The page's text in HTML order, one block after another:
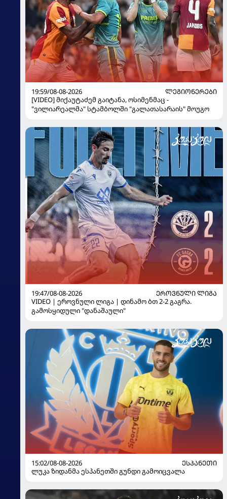
19:59/08-08-2026
ᲚᲔᲒᲘᲝᲜᲔᲠᲔᲑᲘ
[VIDEO] მიქაუტაძემ გაიტანა, ოსიმენმაც -
"ვილიარეალმა" სტამბოლში "გალათასარაის" მოუგო
19:47/08-08-2026
ᲔᲠᲝᲕᲜᲣᲚᲘ ᲚᲘᲒᲐ
VIDEO | ეროვნული ლიგა | დინამო ბთ 2-2 გაგრა.
გამოსყიდული "დანაშაული"
15:02/08-08-2026
ᲔᲡᲞᲐᲜᲔᲗᲘ
ლუკა ზიდანმა ესპანეთში გუნდი გამოიცვალა